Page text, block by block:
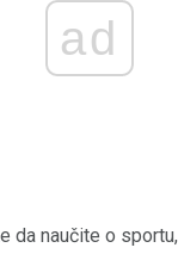
ad
da naučite o